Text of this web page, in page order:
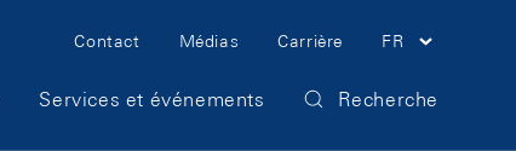
Meta Navigation
Contact Médias Carrière FR
Services et événements Recherche